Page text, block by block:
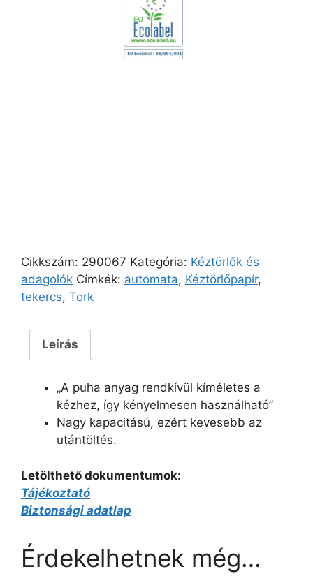
Cikkszám: 290067 Kategória: Kéztörlők és
adagolók Címkék: automata, Kéztörlőpapír,
tekercs, Tork
Leírás
„A puha anyag rendkívül kíméletes a
kézhez, így kényelmesen használható”
Nagy kapacitású, ezért kevesebb az
utántöltés.
Letölthető dokumentumok:
Tájékoztató
Biztonsági adatlap
Érdekelhetnek még…